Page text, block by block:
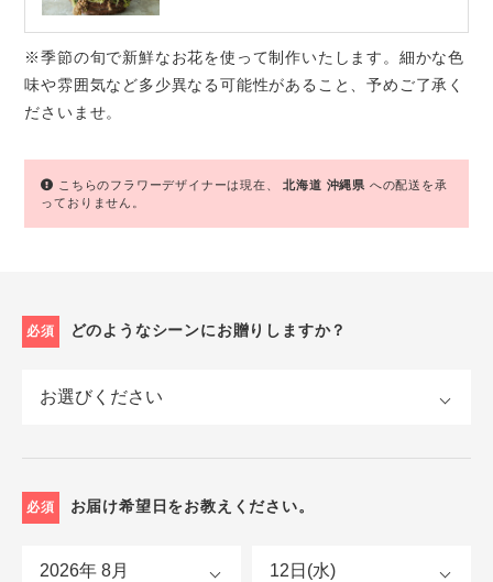
※季節の旬で新鮮なお花を使って制作いたします。細かな色
味や雰囲気など多少異なる可能性があること、予めご了承く
ださいませ。
こちらのフラワーデザイナーは現在、北海道 沖縄県 への配送を承
っておりません。
必須 どのようなシーンにお贈りしますか？
必須 お届け希望日をお教えください。